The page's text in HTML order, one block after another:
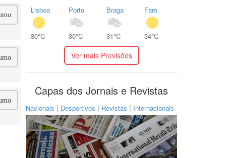
Lisboa
30°C
Porto
30°C
Braga
31°C
Faro
34°C
Ver mais Previsões
Capas dos Jornais e Revistas
Nacionais | Desportivos | Revistas | Internacionais